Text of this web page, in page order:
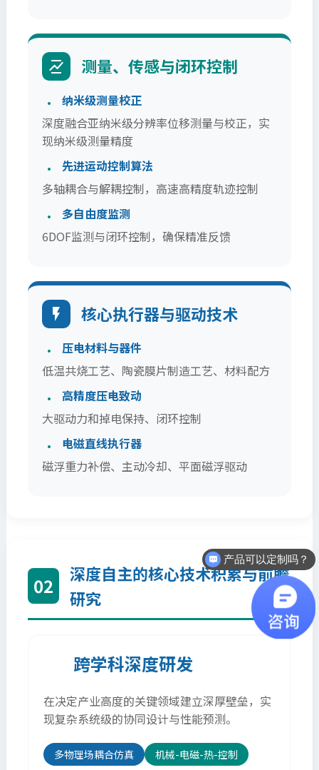
测量、传感与闭环控制
纳米级测量校正
深度融合亚纳米级分辨率位移测量与校正，实
现纳米级测量精度
先进运动控制算法
多轴耦合与解耦控制，高速高精度轨迹控制
多自由度监测
6DOF监测与闭环控制，确保精准反馈
核心执行器与驱动技术
压电材料与器件
低温共烧工艺、陶瓷膜片制造工艺、材料配方
高精度压电致动
大驱动力和掉电保持、闭环控制
电磁直线执行器
磁浮重力补偿、主动冷却、平面磁浮驱动
02
深度自主的核心技术积累与前瞻
研究
跨学科深度研发
在决定产业高度的关键领域建立深厚壁垒，实
现复杂系统级的协同设计与性能预测。
多物理场耦合仿真 机械-电磁-热-控制
产品可以定制吗？